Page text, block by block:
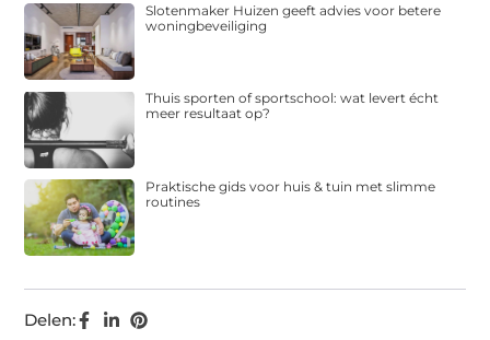
Delen:
Slotenmaker Huizen geeft advies voor betere
woningbeveiliging
Thuis sporten of sportschool: wat levert écht
meer resultaat op?
Praktische gids voor huis & tuin met slimme
routines